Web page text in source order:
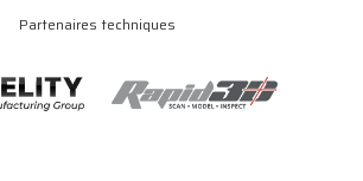
Partenaires techniques